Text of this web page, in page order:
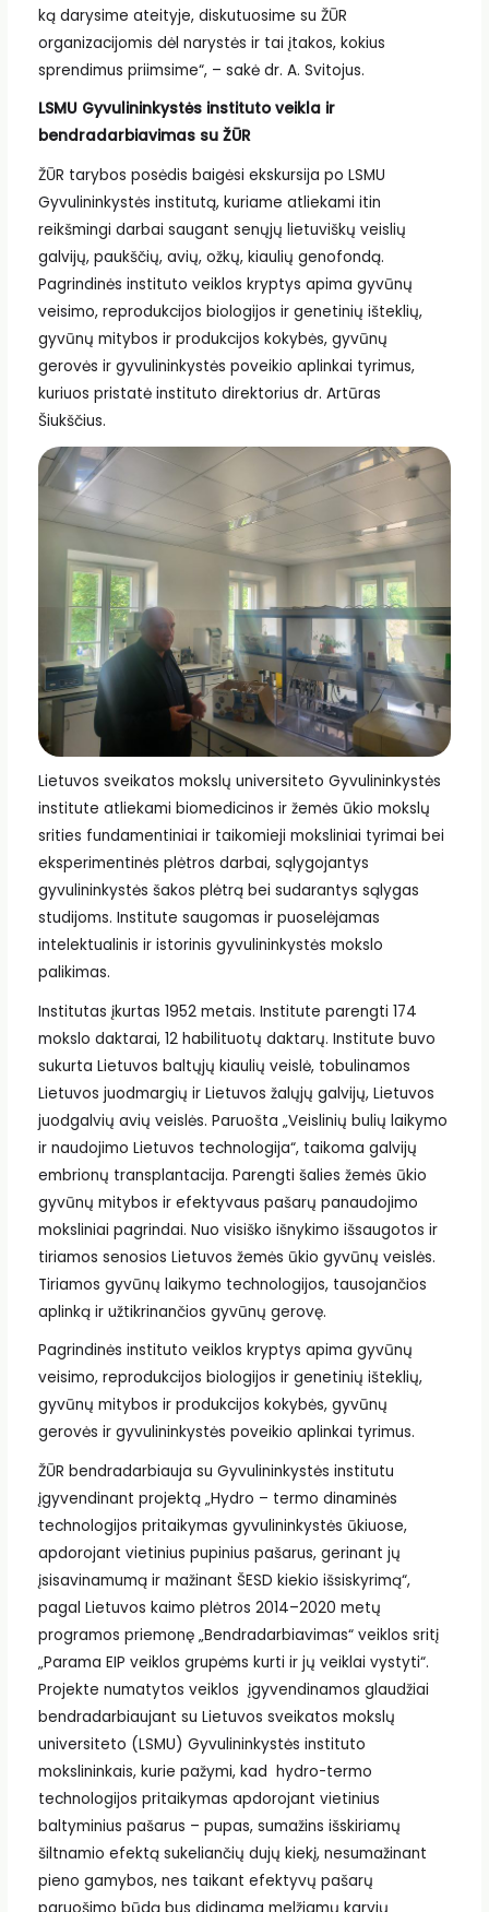
ką darysime ateityje, diskutuosime su ŽŪR
organizacijomis dėl narystės ir tai įtakos, kokius
sprendimus priimsime“, – sakė dr. A. Svitojus.
LSMU Gyvulininkystės instituto veikla ir
bendradarbiavimas su ŽŪR
ŽŪR tarybos posėdis baigėsi ekskursija po LSMU
Gyvulininkystės institutą, kuriame atliekami itin
reikšmingi darbai saugant senųjų lietuviškų veislių
galvijų, paukščių, avių, ožkų, kiaulių genofondą.
Pagrindinės instituto veiklos kryptys apima gyvūnų
veisimo, reprodukcijos biologijos ir genetinių išteklių,
gyvūnų mitybos ir produkcijos kokybės, gyvūnų
gerovės ir gyvulininkystės poveikio aplinkai tyrimus,
kuriuos pristatė instituto direktorius dr. Artūras
Šiukščius.
Lietuvos sveikatos mokslų universiteto Gyvulininkystės
institute atliekami biomedicinos ir žemės ūkio mokslų
srities fundamentiniai ir taikomieji moksliniai tyrimai bei
eksperimentinės plėtros darbai, sąlygojantys
gyvulininkystės šakos plėtrą bei sudarantys sąlygas
studijoms. Institute saugomas ir puoselėjamas
intelektualinis ir istorinis gyvulininkystės mokslo
palikimas.
Institutas įkurtas 1952 metais. Institute parengti 174
mokslo daktarai, 12 habilituotų daktarų. Institute buvo
sukurta Lietuvos baltųjų kiaulių veislė, tobulinamos
Lietuvos juodmargių ir Lietuvos žalųjų galvijų, Lietuvos
juodgalvių avių veislės. Paruošta „Veislinių bulių laikymo
ir naudojimo Lietuvos technologija“, taikoma galvijų
embrionų transplantacija. Parengti šalies žemės ūkio
gyvūnų mitybos ir efektyvaus pašarų panaudojimo
moksliniai pagrindai. Nuo visiško išnykimo išsaugotos ir
tiriamos senosios Lietuvos žemės ūkio gyvūnų veislės.
Tiriamos gyvūnų laikymo technologijos, tausojančios
aplinką ir užtikrinančios gyvūnų gerovę.
Pagrindinės instituto veiklos kryptys apima gyvūnų
veisimo, reprodukcijos biologijos ir genetinių išteklių,
gyvūnų mitybos ir produkcijos kokybės, gyvūnų
gerovės ir gyvulininkystės poveikio aplinkai tyrimus.
ŽŪR bendradarbiauja su Gyvulininkystės institutu
įgyvendinant projektą „Hydro – termo dinaminės
technologijos pritaikymas gyvulininkystės ūkiuose,
apdorojant vietinius pupinius pašarus, gerinant jų
įsisavinamumą ir mažinant ŠESD kiekio išsiskyrimą“,
pagal Lietuvos kaimo plėtros 2014–2020 metų
programos priemonę „Bendradarbiavimas“ veiklos sritį
„Parama EIP veiklos grupėms kurti ir jų veiklai vystyti“.
Projekte numatytos veiklos įgyvendinamos glaudžiai
bendradarbiaujant su Lietuvos sveikatos mokslų
universiteto (LSMU) Gyvulininkystės instituto
mokslininkais, kurie pažymi, kad hydro-termo
technologijos pritaikymas apdorojant vietinius
baltyminius pašarus – pupas, sumažins išskiriamų
šiltnamio efektą sukeliančių dujų kiekį, nesumažinant
pieno gamybos, nes taikant efektyvų pašarų